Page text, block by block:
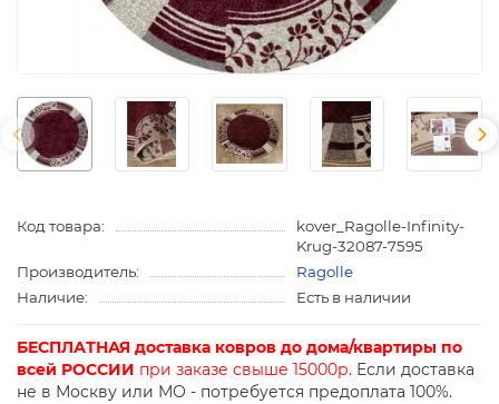
Код товара:
kover_Ragolle-Infinity-
Krug-32087-7595
Производитель:
Ragolle
Наличие:
Есть в наличии
БЕСПЛАТНАЯ доставка ковров до дома/квартиры по
всей РОССИИ при заказе свыше 15000р. Если доставка
не в Москву или МО - потребуется предоплата 100%.